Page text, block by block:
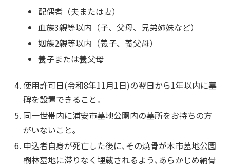
配偶者（夫または妻）
血族3親等以内（子、父母、兄弟姉妹など）
姻族2親等以内（義子、義父母）
養子または養父母
使用許可日(令和8年11月1日)の翌日から1年以内に墓
碑を設置できること。
同一世帯内に浦安市墓地公園内の墓所をお持ちの方
がいないこと｡
申込者自身が死亡した後に､その焼骨が本市墓地公園
樹林墓地に滞りなく埋蔵されるよう､あらかじめ納骨